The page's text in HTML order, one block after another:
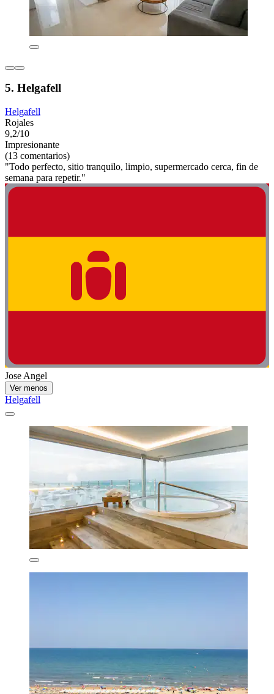
5. Helgafell
Helgafell
Rojales
9,2/10
Impresionante
(13 comentarios)
"Todo perfecto, sitio tranquilo, limpio, supermercado cerca, fin de
semana para repetir."
Jose Angel
Ver menos
Helgafell